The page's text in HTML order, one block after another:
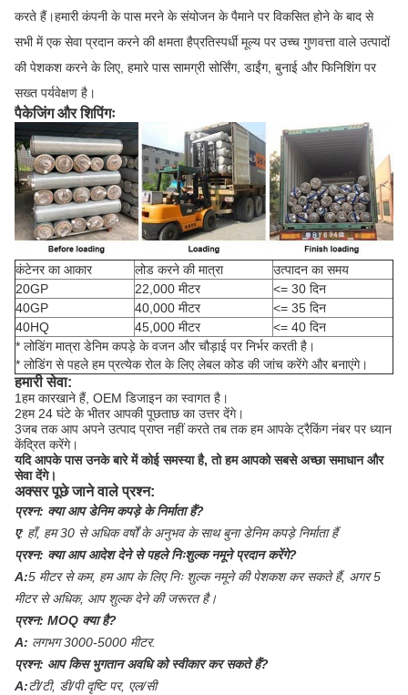
करते हैं।हमारी कंपनी के पास मरने के संयोजन के पैमाने पर विकसित होने के बाद से
सभी में एक सेवा प्रदान करने की क्षमता हैप्रतिस्पर्धी मूल्य पर उच्च गुणवत्ता वाले उत्पादों
की पेशकश करने के लिए, हमारे पास सामग्री सोर्सिंग, डाईंग, बुनाई और फिनिशिंग पर
सख्त पर्यवेक्षण है।
पैकेजिंग और शिपिंगः
कंटेनर का आकार लोड करने की मात्रा
उत्पादन का समय
20GP
22,000 मीटर
<= 30 दिन
40GP
40,000 मीटर
<= 35 दिन
40HQ
45,000 मीटर
<= 40 दिन
* लोडिंग मात्रा डेनिम कपड़े के वजन और चौड़ाई पर निर्भर करती है।
* लोडिंग से पहले हम प्रत्येक रोल के लिए लेबल कोड की जांच करेंगे और बनाएंगे।
हमारी सेवा:
1हम कारखाने हैं, OEM डिजाइन का स्वागत है।
2हम 24 घंटे के भीतर आपकी पूछताछ का उत्तर देंगे।
3जब तक आप अपने उत्पाद प्राप्त नहीं करते तब तक हम आपके ट्रैकिंग नंबर पर ध्यान
केंद्रित करेंगे।
यदि आपके पास उनके बारे में कोई समस्या है, तो हम आपको सबसे अच्छा समाधान और
सेवा देंगे।
अक्सर पूछे जाने वाले प्रश्न:
प्रश्न: क्या आप डेनिम कपड़े के निर्माता हैं?
ए: हाँ, हम 30 से अधिक वर्षों के अनुभव के साथ बुना डेनिम कपड़े निर्माता हैं
प्रश्न: क्या आप आदेश देने से पहले निःशुल्क नमूने प्रदान करेंगे?
A:5 मीटर से कम, हम आप के लिए निः शुल्क नमूने की पेशकश कर सकते हैं, अगर 5
मीटर से अधिक, आप शुल्क देने की जरूरत है।
प्रश्न: MOQ क्या है?
A: लगभग 3000-5000 मीटर.
प्रश्न: आप किस भुगतान अवधि को स्वीकार कर सकते हैं?
A:टी/टी, डी/पी दृष्टि पर, एल/सी